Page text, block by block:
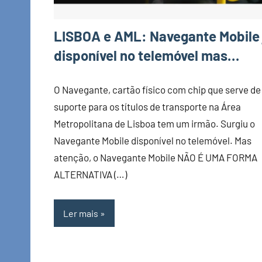
LISBOA e AML: Navegante
disponível no telemóvel mas…
O Navegante, cartão físico com chip que serve de
suporte para os títulos de transporte na Área
Metropolitana de Lisboa tem um irmão. Surgiu o
Navegante Mobile disponível no telemóvel. Mas
atenção, o Navegante Mobile NÃO É UMA FORMA
ALTERNATIVA (…)
Ler mais